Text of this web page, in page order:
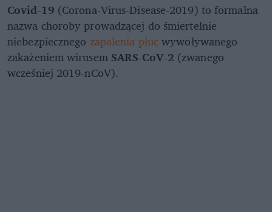
Covid-19 (Corona-Virus-Disease-2019) to formalna
nazwa choroby prowadzącej do śmiertelnie
niebezpiecznego zapalenia płucwywoływanego
zakażeniem wirusem SARS-CoV-2 (zwanego
wcześniej 2019-nCoV).